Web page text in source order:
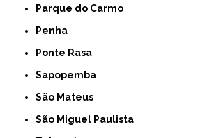
Parque do Carmo
Penha
Ponte Rasa
Sapopemba
São Mateus
São Miguel Paulista